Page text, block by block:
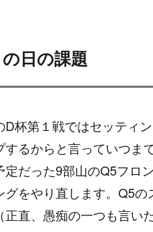
日の課題
D杯第１戦ではセッティ
するからと言っていつま
定だった9部山のQ5フロ
グをやり直します。Q5
正直、愚痴の一つも言い